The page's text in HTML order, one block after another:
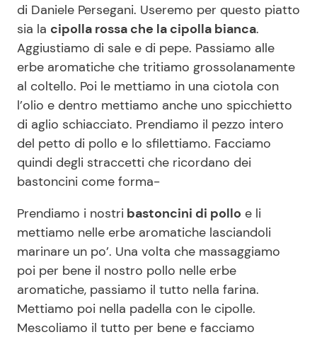
di Daniele Persegani. Useremo per questo piatto
sia la cipolla rossa che la cipolla bianca.
Aggiustiamo di sale e di pepe. Passiamo alle
erbe aromatiche che tritiamo grossolanamente
al coltello. Poi le mettiamo in una ciotola con
l’olio e dentro mettiamo anche uno spicchietto
di aglio schiacciato. Prendiamo il pezzo intero
del petto di pollo e lo sfilettiamo. Facciamo
quindi degli straccetti che ricordano dei
bastoncini come forma-
Prendiamo i nostri bastoncini di pollo e li
mettiamo nelle erbe aromatiche lasciandoli
marinare un po’. Una volta che massaggiamo
poi per bene il nostro pollo nelle erbe
aromatiche, passiamo il tutto nella farina.
Mettiamo poi nella padella con le cipolle.
Mescoliamo il tutto per bene e facciamo